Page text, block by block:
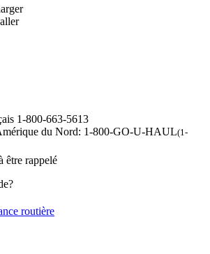
1-800-663-5613
du Nord: 1-800-GO-U-HAUL(1-
être rappelé
routière